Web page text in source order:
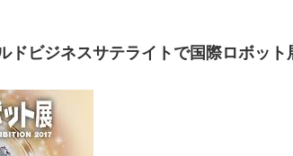
ドビジネスサテライトで国際ロボット